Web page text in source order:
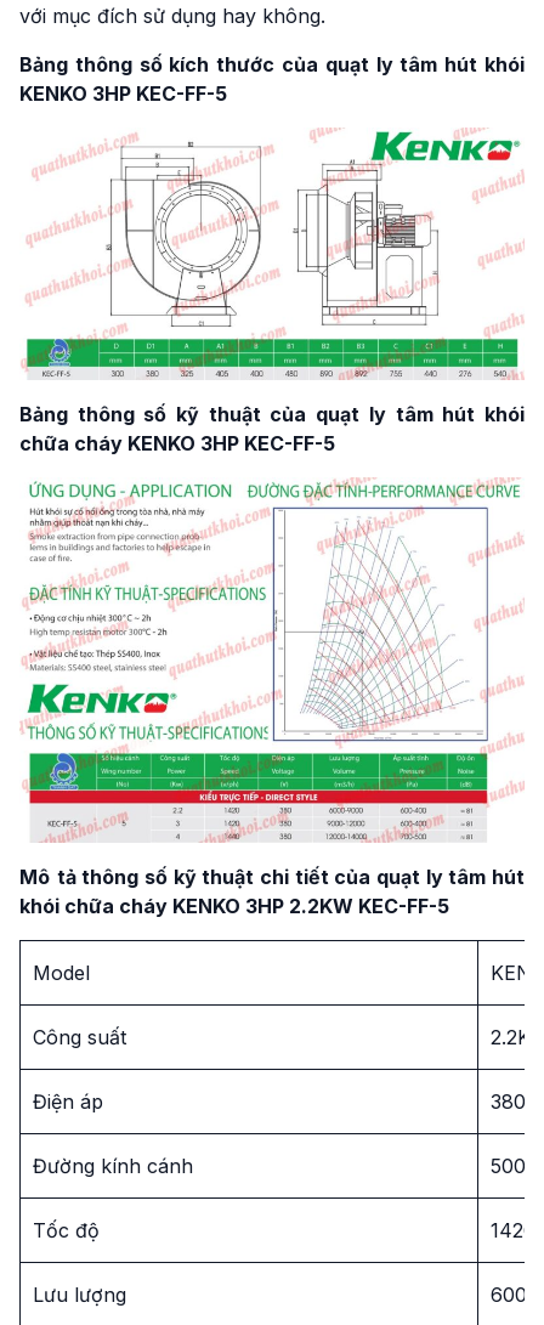
với mục đích sử dụng hay không.
Bảng thông số kích thước của quạt ly tâm hút khói
KENKO 3HP KEC-FF-5
Bảng thông số kỹ thuật của quạt ly tâm hút khói
chữa cháy KENKO 3HP KEC-FF-5
Mô tả thông số kỹ thuật chi tiết của quạt ly tâm hút
khói chữa cháy KENKO 3HP 2.2KW KEC-FF-5
Model
Công suất
Điện áp 380V
Đường kính cánh
Tốc độ 1420
Lưu lượng 6000